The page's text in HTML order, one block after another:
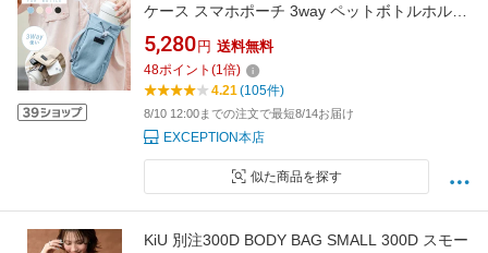
ケース スマホポーチ 3way ペットボトルホルダ
ー 水筒カバー 撥水生地 斜め掛け水筒ホルダー
ストラップ タンブラー 長さ調節可能 タオル 小
物入れ アウトドア 水分補給 ライブ 運動会 f-
5,280 円 送料無料
48ポイント (1倍)
4.21(105件)
8/10 12:00までの注文で最短8/14お届け
EXCEPTION本店
似た商品を探す
KiU 別注300D BODY BAG SMALL 300D スモー